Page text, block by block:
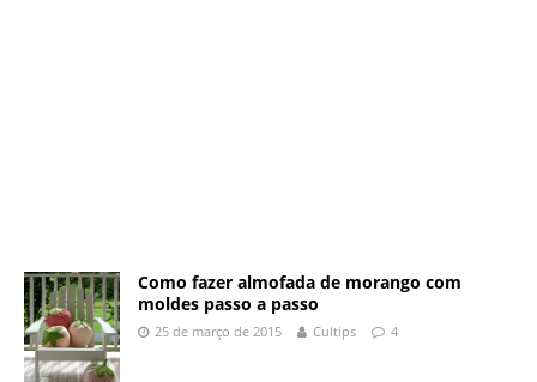
Como fazer almofada de morango com
moldes passo a passo
25 de março de 2015 Cultips 4